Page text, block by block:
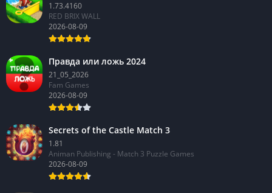
1.73.4160
RED BRIX WALL
2026-08-09
Правда или ложь 2024
21_05_2026
Fam Games
2026-08-09
Secrets of the Castle Match 3
1.81
Animan Publishing - Match 3 Puzzle Games
2026-08-09